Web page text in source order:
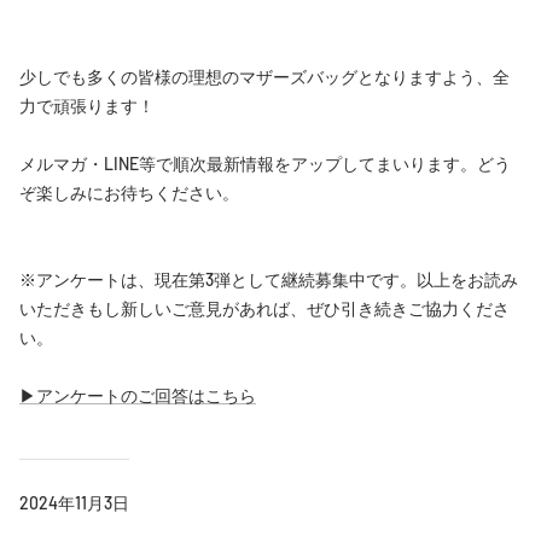
2024年11月3日
少しでも多くの皆様の理想のマザーズバッグとなりますよう、全
力で頑張ります！
メルマガ・LINE等で順次最新情報をアップしてまいります。どう
ぞ楽しみにお待ちください。
※アンケートは、現在第3弾として継続募集中です。以上をお読み
いただきもし新しいご意見があれば、ぜひ引き続きご協力くださ
い。
▶︎アンケートのご回答はこちら